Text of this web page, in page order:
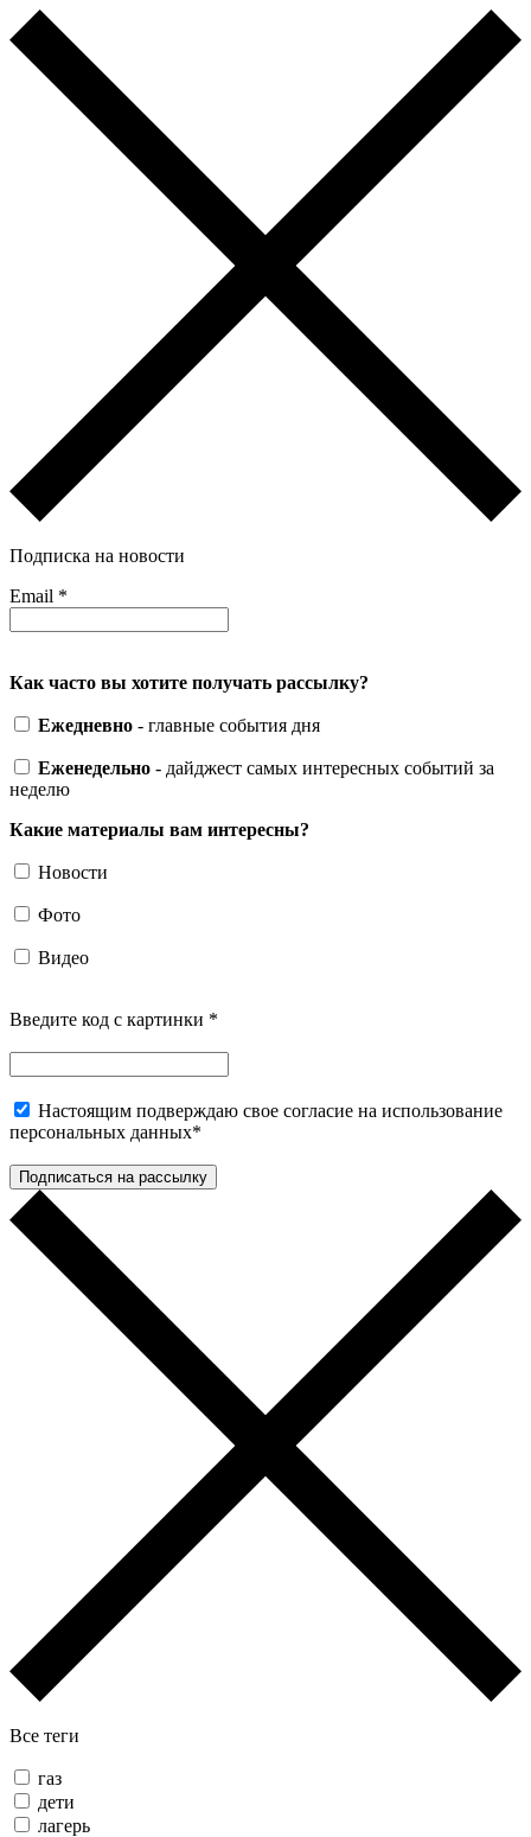
Подписка на новости
Email *
Как часто вы хотите получать рассылку?
Ежедневно - главные события дня
Еженедельно - дайджест самых интересных событий за
неделю
Какие материалы вам интересны?
Новости
Фото
Видео
Введите код с картинки *
Настоящим подверждаю свое согласие на использование
персональных данных*
Подписаться на рассылку
Все теги
газ
дети
лагерь